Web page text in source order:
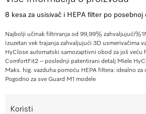
8 kesa za usisivač i HEPA filter po posebnoj
Najbolji učinak filtriranja od 99,99% zahvaljujući%1
Izuzetan vek trajanja zahvaljujući 3D usmerivačima
HyClose automatski samozaptivni obod za još veću
ComfortFit2 – poslednji patentirani detalj Miele
Maks. hig. vazduha pomoću HEPA filtera: idealno za
Pogodno za sve Guard M1 modele
Koristi